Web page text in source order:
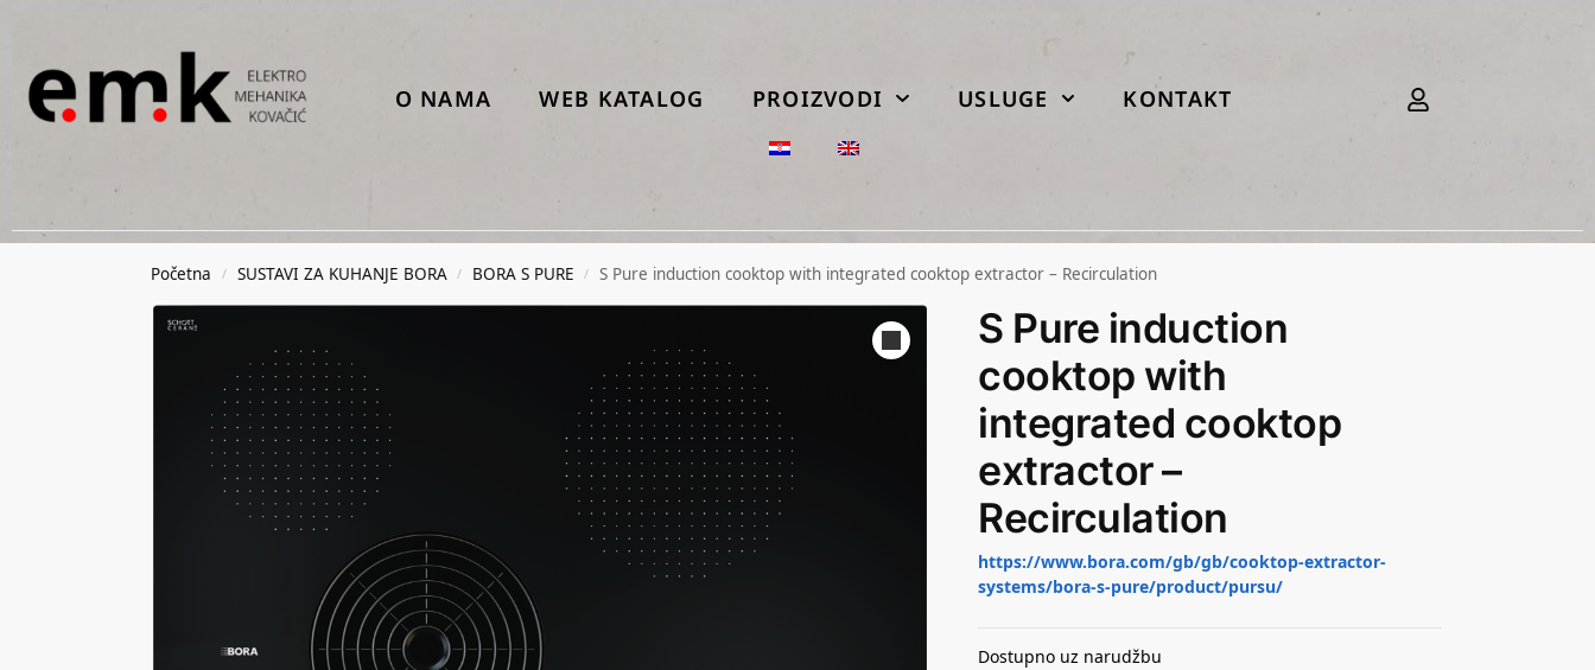
O NAMA WEB KATALOG PROIZVODI USLUGE KONTAKT
Početna / SUSTAVI ZA KUHANJE BORA / BORA S PURE / S Pure induction cooktop with integrated cooktop extractor – Recirculation
S Pure induction
cooktop with
integrated cooktop
extractor –
Recirculation
https://www.bora.com/gb/gb/cooktop-extractor-
systems/bora-s-pure/product/pursu/
Dostupno uz narudžbu